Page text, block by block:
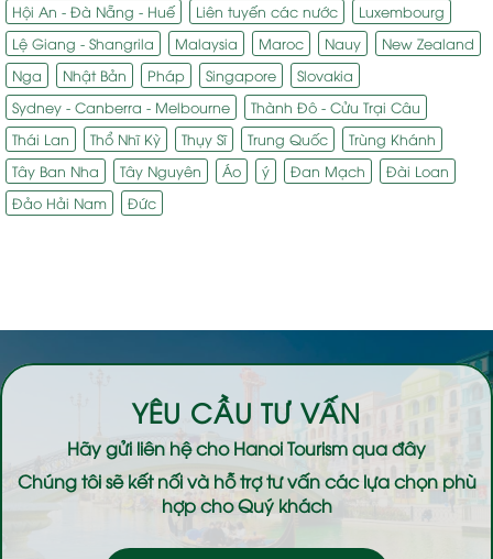
Hội An - Đà Nẵng - Huế
Liên tuyến các nước
Luxembourg
Lệ Giang - Shangrila
Malaysia Maroc Nauy
New Zealand
Nga
Nhật Bản Pháp Singapore
Slovakia
Sydney - Canberra - Melbourne
Thành Đô - Cửu Trại Câu
Thái Lan
Thổ Nhĩ Kỳ Thụy Sĩ Trung Quốc
Trùng Khánh
Tây Ban Nha
Tây Nguyên Áo ý Đan Mạch
Đài Loan
Đảo Hải Nam
Đức
YÊU CẦU TƯ VẤN
Hãy gửi liên hệ choHanoi Tourismqua đây
Chúng tôi sẽ kết nối và hỗ trợ tư vấn các lựa chọn phù
hợp cho Quý khách